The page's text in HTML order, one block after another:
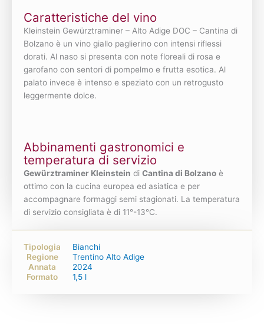
Caratteristiche del vino
Kleinstein Gewürztraminer – Alto Adige DOC – Cantina di
Bolzano è un vino giallo paglierino con intensi riflessi
dorati. Al naso si presenta con note floreali di rosa e
garofano con sentori di pompelmo e frutta esotica. Al
palato invece è intenso e speziato con un retrogusto
leggermente dolce.
Abbinamenti gastronomici e
temperatura di servizio
Gewürztraminer Kleinstein di Cantina di Bolzano è
ottimo con la cucina europea ed asiatica e per
accompagnare formaggi semi stagionati. La temperatura
di servizio consigliata è di 11°-13°C.
Tipologia
Bianchi
Regione
Trentino Alto Adige
Annata
2024
Formato
1,5 l